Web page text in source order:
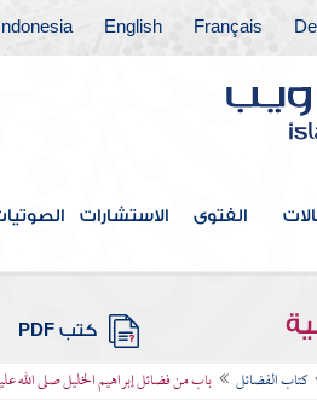
Français
English
Indonesia
الفتوى الاستشارات
كتب PDF
كتاب الفضائل باب من فضائل إبراهيم الخليل صلى الله